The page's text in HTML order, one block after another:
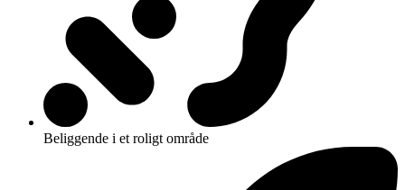
Beliggende i et roligt område